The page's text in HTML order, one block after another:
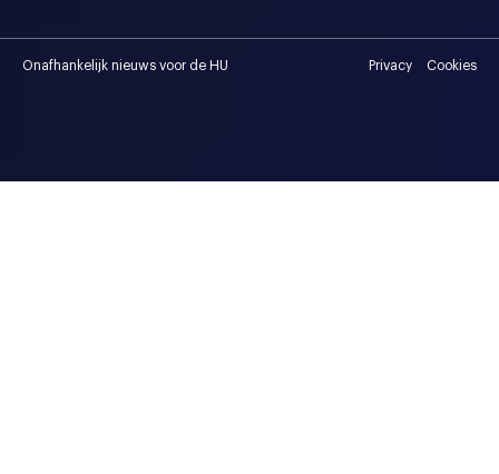
Onafhankelijk nieuws voor de HU Privacy Cookies